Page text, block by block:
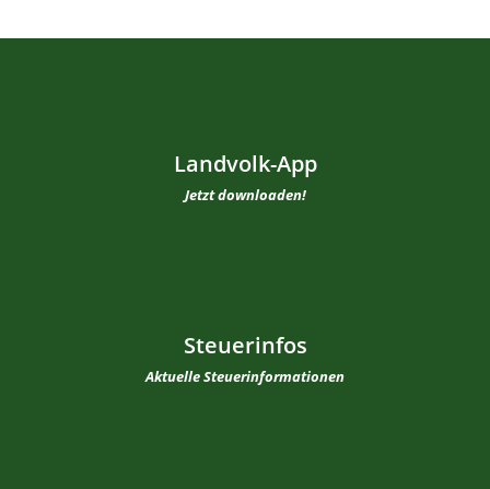
Landvolk-App
Jetzt downloaden!
Steuerinfos
Aktuelle Steuerinformationen